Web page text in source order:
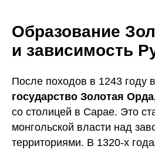
Образование
и зависимость
После походов в 1243 году
государство Золотая
со столицей в Сарае. Это
монгольской власти над
территориями. В 1320-х